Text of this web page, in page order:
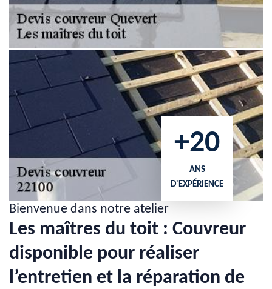
+20
ANS
D'EXPÉRIENCE
Bienvenue dans notre atelier
Les maîtres du toit : Couvreur
disponible pour réaliser
l’entretien et la réparation de